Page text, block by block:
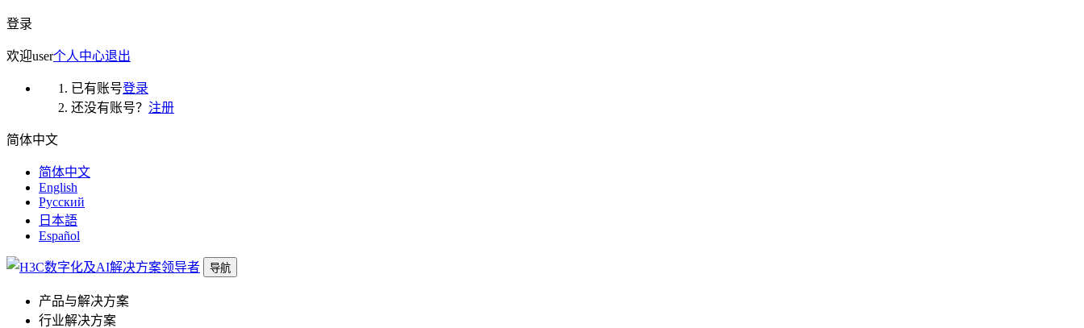
登录
欢迎user个人中心退出
已有账号登录
还没有账号？ 注册
简体中文
简体中文
English
Русский
日本語
Español
导航
产品与解决方案
行业解决方案